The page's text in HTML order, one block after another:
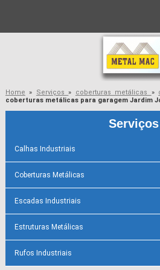
Home » Serviços» coberturas metálicas »
coberturas metálicas para garagem Jardim
Serviços
Calhas Industriais
Coberturas Metálicas
Escadas Industriais
Estruturas Metálicas
Rufos Industriais